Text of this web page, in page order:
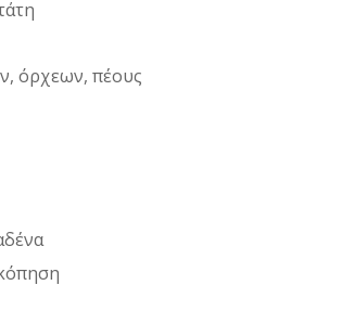
όρχεων, πέους